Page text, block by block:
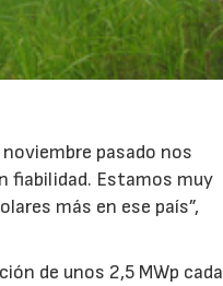
pasado nos
fiabilidad. Estamos muy
más en ese país”,
de unos 2,5 MWp cada
30/07/2026